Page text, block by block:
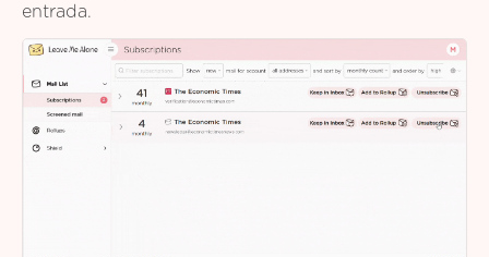
entrada.